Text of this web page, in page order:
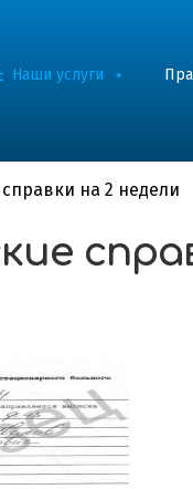
Наши услуги
на 2 недели